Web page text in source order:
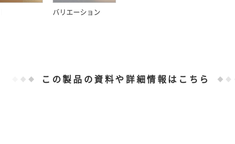
バリエーション
この製品の資料や詳細情報はこちら